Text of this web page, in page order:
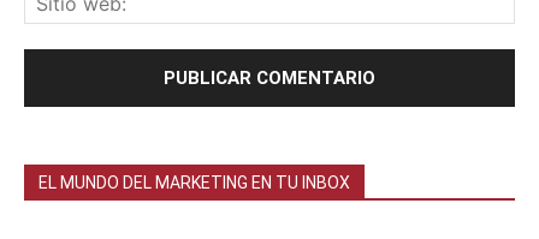
EL MUNDO DEL MARKETING EN TU INBOX